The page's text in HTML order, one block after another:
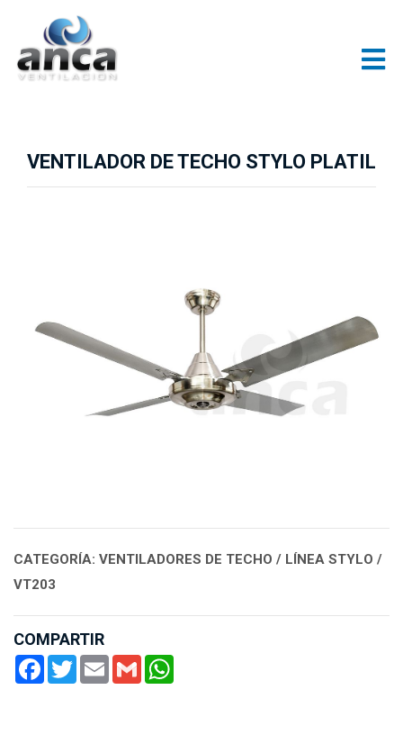
VENTILADOR DE TECHO STYLO PLATIL
CATEGORÍA: VENTILADORES DE TECHO / LÍNEA STYLO /
VT203
COMPARTIR
Facebook
Twitter Email Gmail